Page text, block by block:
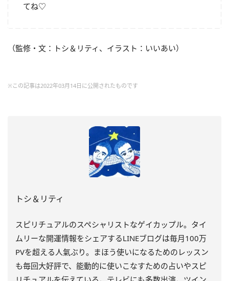
てね♡
（監修・文：トシ＆リティ、イラスト：いいあい）
※この記事は2022年03月14日に公開されたものです
トシ＆リティ
スピリチュアルのスペシャリストなゲイカップル。タイ
ムリーな開運情報をシェアするLINEブログは毎月100万
PVを超える人氣ぶり。まほう使いになるためのレッスン
も毎回大好評で、能動的に使いこなすための占いやスピ